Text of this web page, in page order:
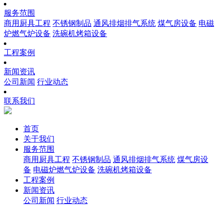
服务范围
商用厨具工程 不锈钢制品 通风排烟排气系统 煤气房设备 电磁
炉燃气炉设备 洗碗机烤箱设备
工程案例
新闻资讯
公司新闻 行业动态
联系我们
首页
关于我们
服务范围
商用厨具工程 不锈钢制品 通风排烟排气系统 煤气房设
备 电磁炉燃气炉设备 洗碗机烤箱设备
工程案例
新闻资讯
公司新闻 行业动态